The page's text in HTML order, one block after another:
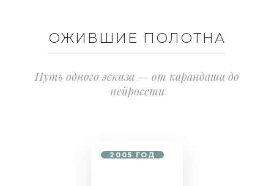
ОЖИВШИЕ ПОЛОТНА
Путь одного эскиза — от карандаша до
нейросети
2005 ГОД